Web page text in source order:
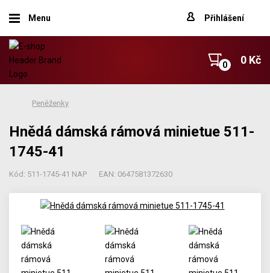
Menu Přihlášení
0 Kč
Peněženky
Hnědá dámská rámová minietue 511-
1745-41
Kód: 511-1745-41 NAP EAN: 0647581372630